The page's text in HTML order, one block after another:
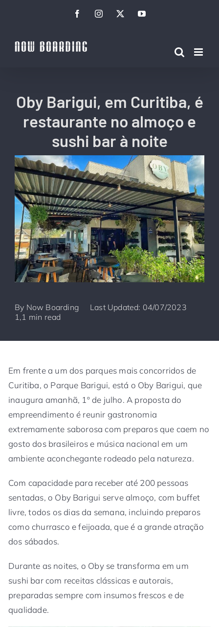
conteúdo
FacebookInstagramTwitterYouTube
Oby Barigui, em Curitiba, é
restaurante no almoço e
sushi bar à noite
By Now Boarding
Last Updated: 04/07/2023
1,1 min read
Em frente a um dos parques mais concorridos de
Curitiba, o Parque Barigui, está o Oby Barigui, que
inaugura amanhã, 1º de julho. A proposta do
empreendimento é reunir gastronomia
extremamente saborosa com preparos que caem no
gosto dos brasileiros e música nacional em um
ambiente aconchegante rodeado pela natureza.
Com capacidade para receber até 200 pessoas
sentadas, o Oby Barigui serve almoço, com buffet
livre, todos os dias da semana, incluindo preparos
como churrasco e feijoada, que é a grande atração
dos sábados.
Durante as noites, o Oby se transforma em um
sushi bar com receitas clássicas e autorais,
preparadas sempre com insumos frescos e de
qualidade.